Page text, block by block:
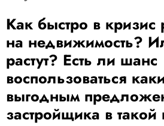
Как быстро в кризис
на недвижимость?
растут? Есть ли шанс
воспользоваться
выгодным
застройщика в